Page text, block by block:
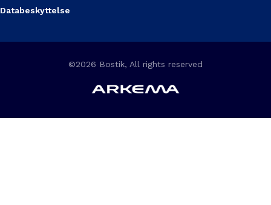
Databeskyttelse
©2026 Bostik, All rights reserved